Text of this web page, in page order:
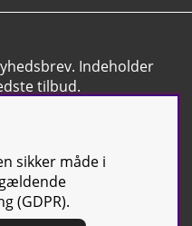
Indeholder
tilbud.
sikker måde i
(GDPR).